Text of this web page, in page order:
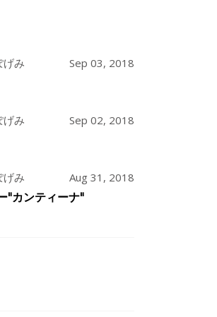
み Sep 03, 2018
み Sep 02, 2018
み Aug 31, 2018
"カンティーナ"